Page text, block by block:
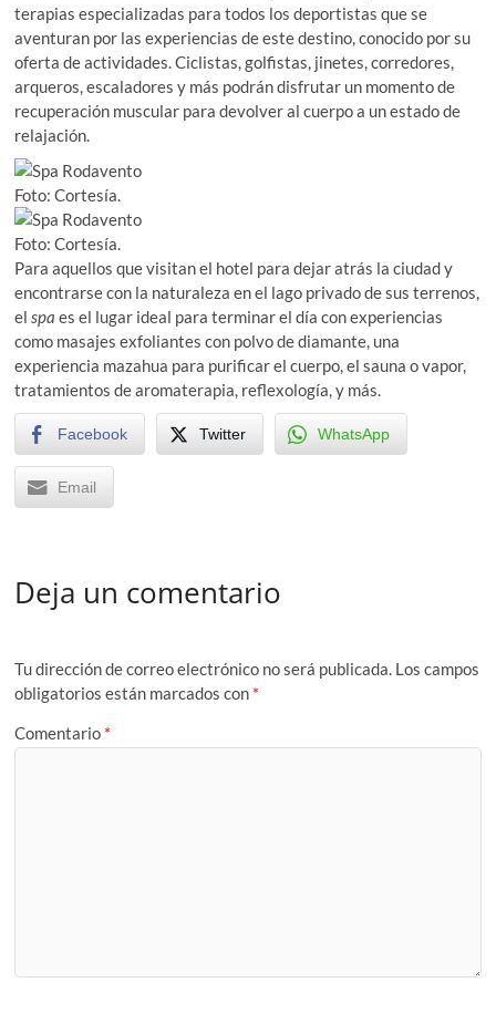
terapias especializadas para todos los deportistas que se
aventuran por las experiencias de este destino, conocido por su
oferta de actividades. Ciclistas, golfistas, jinetes, corredores,
arqueros, escaladores y más podrán disfrutar un momento de
recuperación muscular para devolver al cuerpo a un estado de
relajación.
Foto: Cortesía.
Foto: Cortesía.
Para aquellos que visitan el hotel para dejar atrás la ciudad y
encontrarse con la naturaleza en el lago privado de sus terrenos,
el spaes el lugar ideal para terminar el día con experiencias
como masajes exfoliantes con polvo de diamante, una
experiencia mazahua para purificar el cuerpo, el sauna o vapor,
tratamientos de aromaterapia, reflexología, y más.
Facebook Twitter WhatsApp
Email
Deja un comentario
Tu dirección de correo electrónico no será publicada. Los campos
obligatorios están marcados con *
Comentario *